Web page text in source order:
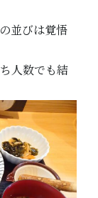
並びは覚悟
人数でも結